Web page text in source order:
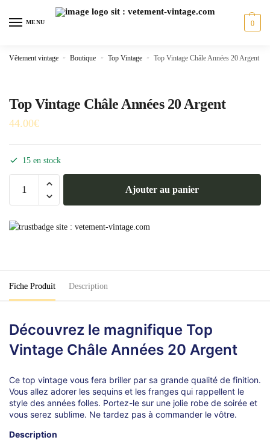
MENU 0
Vêtement vintage » Boutique » Top Vintage » Top Vintage Châle Années 20 Argent
Top Vintage Châle Années 20 Argent
44.00€
15 en stock
Vintage
Argent
Ajouter au panier
Fiche Produit Description
Découvrez le magnifique Top
Vintage Châle Années 20 Argent
Ce top vintage vous fera briller par sa grande qualité de finition.
Vous allez adorer les sequins et les franges qui rappellent le
style des années folles. Portez-le sur une jolie robe de soirée et
vous serez sublime. Ne tardez pas à commander le vôtre.
Description